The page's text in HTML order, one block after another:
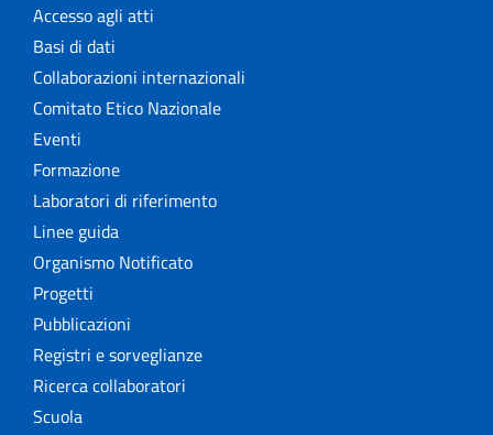
Accesso agli atti
Basi di dati
Collaborazioni internazionali
Comitato Etico Nazionale
Eventi
Formazione
Laboratori di riferimento
Linee guida
Organismo Notificato
Progetti
Pubblicazioni
Registri e sorveglianze
Ricerca collaboratori
Scuola